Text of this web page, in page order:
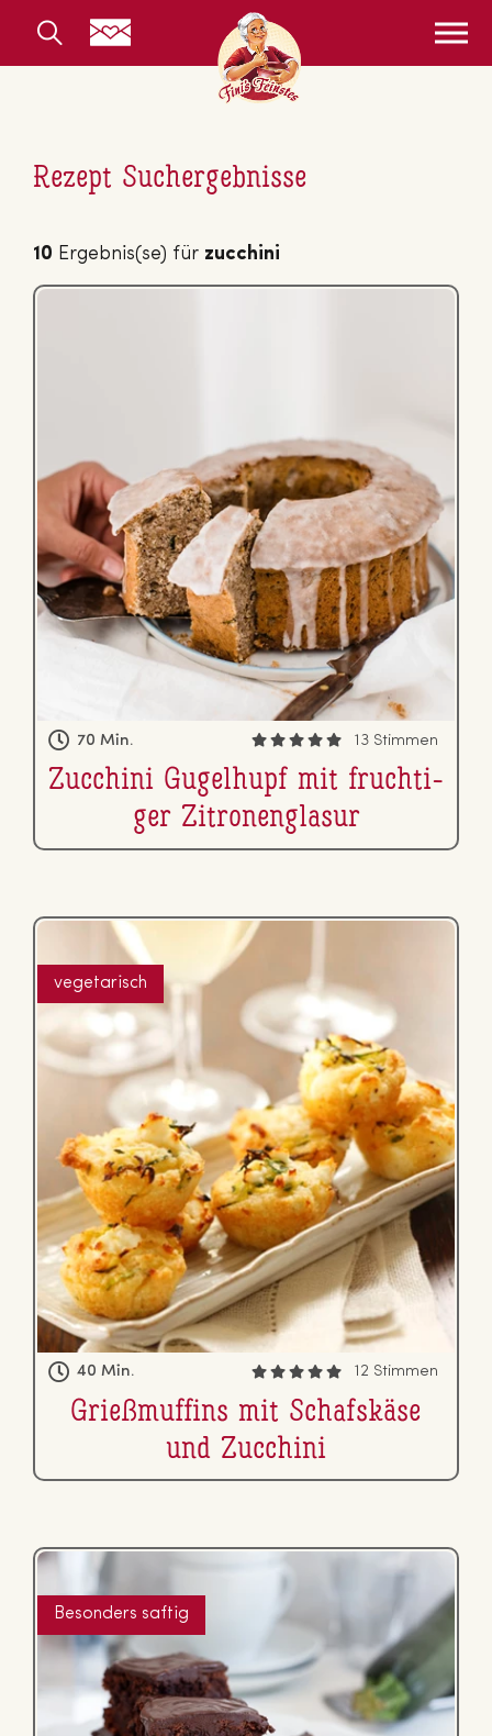
Rezept Suchergebnisse
10 Ergebnis(se) für zucchini
70 Min. 13 Stimmen
Zucchini Gugelhupf mit fruch­ti­
ger Zi­tro­nen­gla­sur
vegetarisch
40 Min. 12 Stimmen
Grie­ßmuf­fins mit Schafs­kä­se
und Zucchini
Besonders saftig